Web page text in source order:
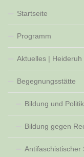
Startseite
Programm
Aktuelles | Heideruh
Begegnungsstätte
Bildung und
Bildung gegen
Antifaschistischer